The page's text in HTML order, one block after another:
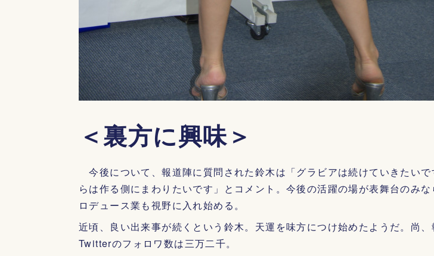
＜裏方に興味＞
今後について、報道陣に質問された鈴木は「グラビアは続けていきたい
らは作る側にまわりたいです」とコメント。今後の活躍の場が表舞台のみ
ロデュース業も視野に入れ始める。
近頃、良い出来事が続くという鈴木。天運を味方につけ始めたようだ。尚、
Twitterのフォロワ数は三万二千。